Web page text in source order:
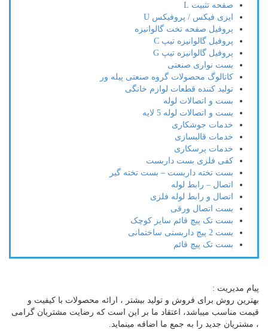
صفحه تثبیت L
ایزی فیکس / پروفیکس U
پروفیل صفحه تخت گالوانیزه
پروفیل گالوانیزه تیپ C
پروفیل گالوانیزه تیپ G
بست نواری صنعتی
کاتالوگ محصولات گروه صنعتی پیله ور
تولید کننده قطعات لوازم خانگی
بست و اتصالات لوله
بست و اتصالات لوله 5 لایه
خدمات جوشکاری
خدمات قالبسازی
خدمات پرسکاری
کفی فلزی بست داربست
بست تخته داربست – بست تخته گیر
اتصال – رابط لوله
اتصال و رابط لوله فلزی
بست اتصال ورقی
بست تک پیچ قائم سایز کوچک
بست 2 پیچ داربستی ساختمانی
بست تک پیچ قائم
پیام مدیریت :
بهترین روش برای فروش و تولید بیشتر ، ارائه محصولات با کیفیت و
قیمت مناسب میباشد، اعتقاد ما بر این است که رضایت مشتریان گرامی
، مشتریان جدید را به جمع ما اضافه مینماید.